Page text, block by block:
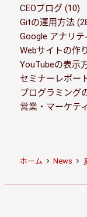
CEOブログ (10)
Gitの運用方法
Google アナリテ
Webサイトの作
YouTubeの表示
セミナーレポー
プログラミング
営業・マーケテ
ホーム News